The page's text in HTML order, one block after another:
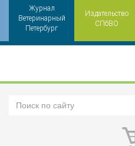
Журнал
Ветеринарный
Петербург
Издательство
СПбВО